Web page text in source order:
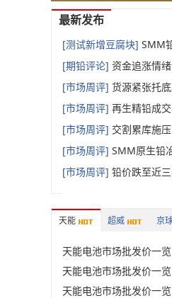
最新发布
[测试新增豆腐块] SMM
[期铅评论] 资金追涨情绪谨慎
[市场周评] 货源紧张托底废电瓶价格
[市场周评] 再生精铅成交表现偏弱 成
[市场周评] 交割累库施压 供应收紧
[市场周评] SMM原生铅冶炼厂周度开工率
[市场周评] 铅价跌至近三年低位 冶炼企业惜
天能 超威 京
天能电池市场批发价一览
天能电池市场批发价一览
天能电池市场批发价一览